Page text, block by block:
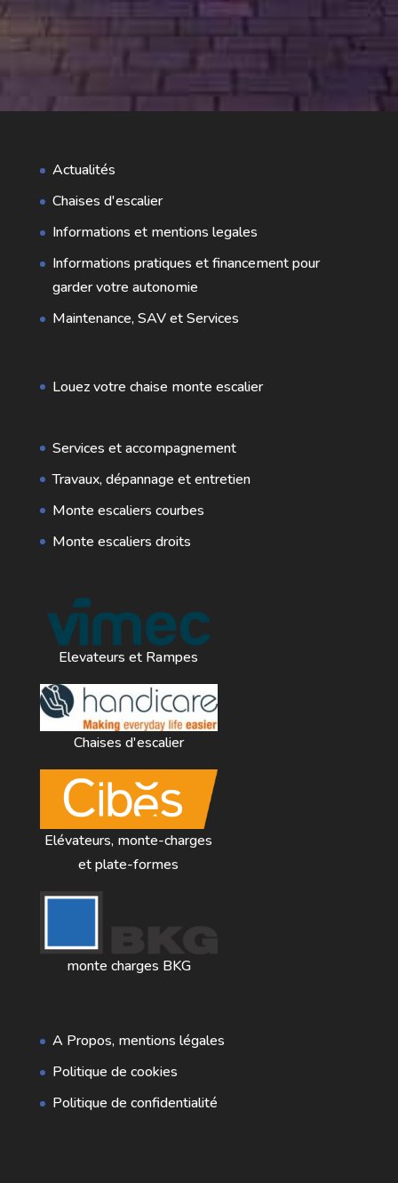
Actualités
Chaises d'escalier
Informations et mentions legales
Informations pratiques et financement pour
garder votre autonomie
Maintenance, SAV et Services
Louez votre chaise monte escalier
Services et accompagnement
Travaux, dépannage et entretien
Monte escaliers courbes
Monte escaliers droits
Elevateurs et Rampes
Chaises d'escalier
Elévateurs, monte-charges
et plate-formes
monte charges BKG
A Propos, mentions légales
Politique de cookies
Politique de confidentialité